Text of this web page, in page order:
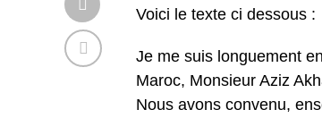
Voici le texte ci dessous :
Je me suis longuement
Maroc, Monsieur Aziz
Nous avons convenu,